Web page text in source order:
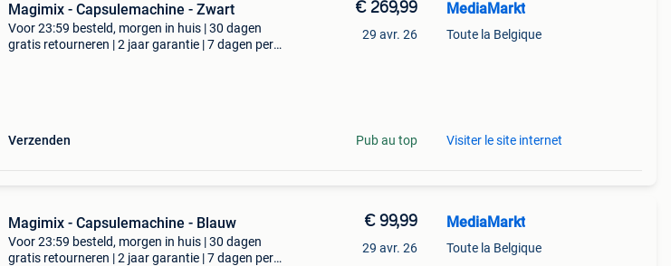
Magimix - Capsulemachine - Zwart
Voor 23:59 besteld, morgen in huis | 30 dagen
gratis retourneren | 2 jaar garantie | 7 dagen per
Verzenden
€ 269,99
29 avr. 26
Pub au top
MediaMarkt
Toute la Belgique
Visiter le site internet
Magimix - Capsulemachine - Blauw
Voor 23:59 besteld, morgen in huis | 30 dagen
gratis retourneren | 2 jaar garantie | 7 dagen per
€ 99,99
29 avr. 26
MediaMarkt
Toute la Belgique